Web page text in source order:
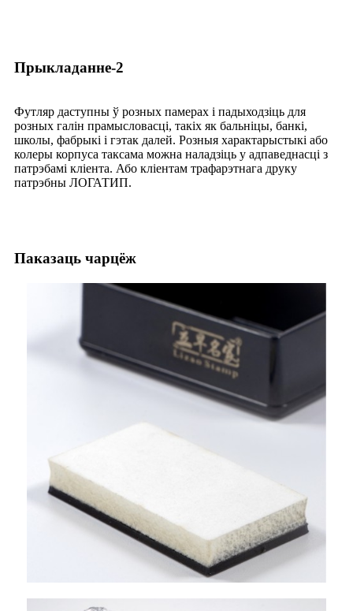
Прыкладанне-2
Футляр даступны ў розных памерах і падыходзіць для
розных галін прамысловасці, такіх як бальніцы, банкі,
школы, фабрыкі і гэтак далей. Розныя характарыстыкі або
колеры корпуса таксама можна наладзіць у адпаведнасці з
патрэбамі кліента. Або кліентам трафарэтнага друку
патрэбны ЛОГАТИП.
Паказаць чарцёж